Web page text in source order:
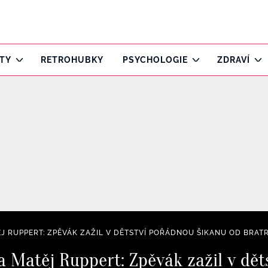
RETROHUBKY PSYCHOLOGIE ZDRAVÍ
RUPPERT: ZPĚVÁK ZAŽIL V DĚTSTVÍ POŘÁDNOU ŠIKANU OD
Matěj Ruppert: Zpěvák zažil v